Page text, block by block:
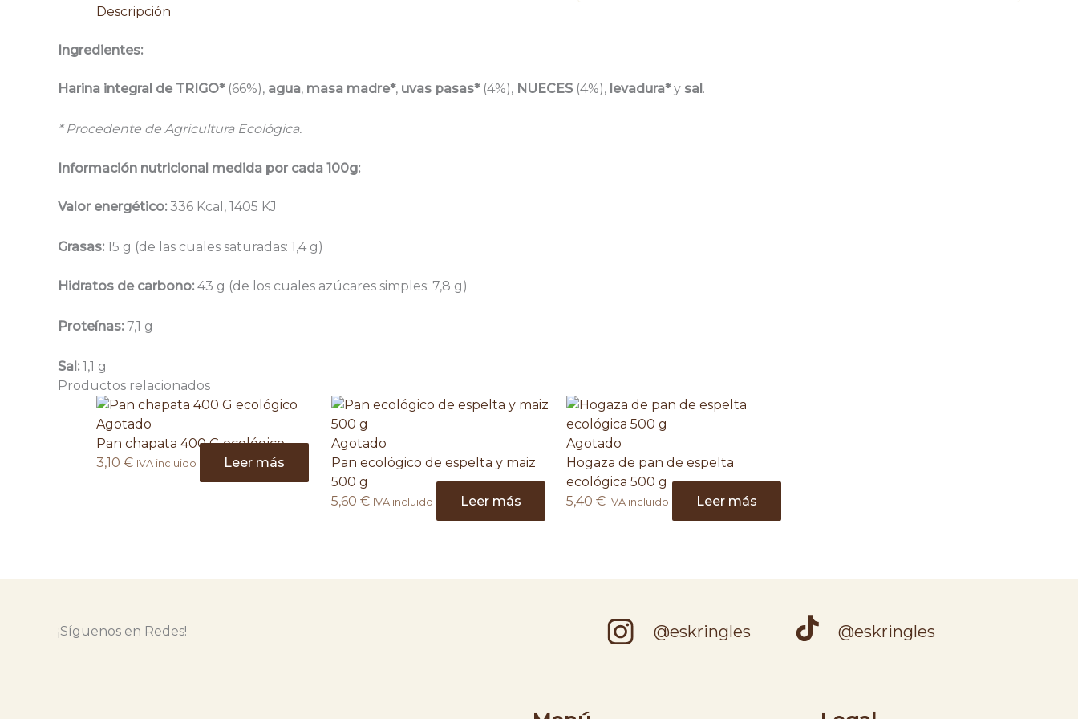
Descripción
Ingredientes:
Harina integral de TRIGO*(66%), agua, masa madre*, uvas pasas*(4%), NUECES (4%), levadura*y sal.
* Procedente de Agricultura Ecológica.
Información nutricional medida por cada 100g:
Valor energético: 336 Kcal, 1405 KJ
Grasas: 15 g (de las cuales saturadas: 1,4 g)
Hidratos de carbono: 43 g (de los cuales azúcares simples: 7,8 g)
Proteínas: 7,1 g
Sal: 1,1 g
Productos relacionados
Agotado
Pan chapata 400 G ecológico
3,10 € IVA incluido Leer más
Agotado
Pan ecológico de espelta y maiz
500 g
5,60 € IVA incluido Leer más
Agotado
Hogaza de pan de espelta
ecológica 500 g
5,40 € IVA incluido Leer más
¡Síguenos en Redes! @eskringles @eskringles